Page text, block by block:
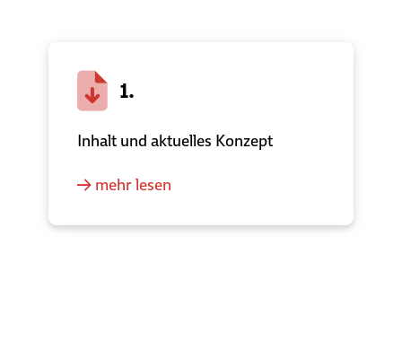
1.
Inhalt und aktuelles Konzept
mehr lesen